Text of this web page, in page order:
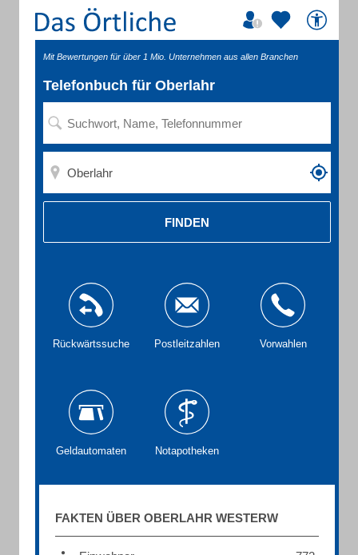
Mit Bewertungen für über 1 Mio. Unternehmen aus allen Branchen
Telefonbuch für Oberlahr
FINDEN
Rückwärtssuche Postleitzahlen Vorwahlen
Geldautomaten Notapotheken
FAKTEN ÜBER OBERLAHR WESTERW